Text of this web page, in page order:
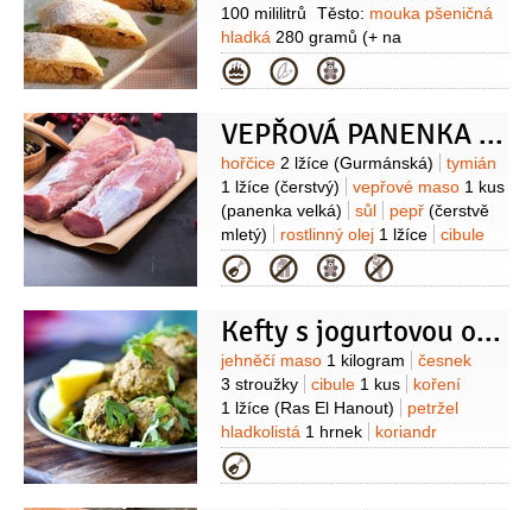
100 mililitrů
Těsto: mouka pšeničná
hladká 280 gramů (+ na
posypání)
máslo
2 kusy
žloutek1 kus sůl1 špetka
hrušková150 gramů
brusinky
70 gramů (sušené) skořice 1 lžička
(mletá)
ořechy 100 gramů
(mleté či
mandle)
rum 5 lžic Drobenka:
máslo
25 gramů
cukr krupice
50 gramů
mouka pšeničná hrubá
50 gramů
Kategorie
VEPŘOVÁ PANENKA PEČENÁ SE SUŠENÝM OVOCEM
Suroviny
hořčice 2 lžíce (Gurmánská)
tymián
1 lžíce (čerstvý) vepřové maso 1 kus
(panenka velká)
sůl pepř (čerstvě
mletý)
rostlinný olej 1 lžíce
cibule
červená2 kusy (středně velká
nakrájená na klínky)
cider
sušené20 gramů
Kategorie
Kefty s jogurtovou omáčkou s česnekem
Suroviny
jehněčí maso 1 kilogram
česnek
3 stroužky
cibule 1 kus
koření
1 lžíce (Ras El Hanout)
petržel
hladkolistá 1 hrnek
koriandr
1 hrnek
1 kus
strouhanka1/2hrnku
Kategorie